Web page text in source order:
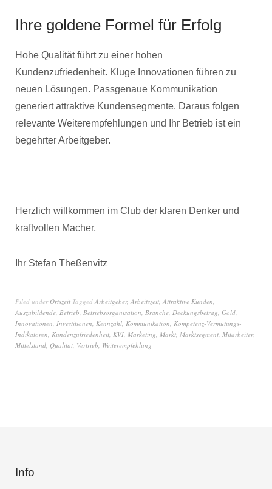
Ihre goldene Formel für Erfolg
Hohe Qualität führt zu einer hohen
Kundenzufriedenheit. Kluge Innovationen führen zu
neuen Lösungen. Passgenaue Kommunikation
generiert attraktive Kundensegmente. Daraus folgen
relevante Weiterempfehlungen und Ihr Betrieb ist ein
begehrter Arbeitgeber.
Herzlich willkommen im Club der klaren Denker und
kraftvollen Macher,
Ihr Stefan Theßenvitz
Filed underOrtszeit Tagged Arbeitgeber, Arbeitszeit, Attraktive Kunden,
Auszubildende, Betrieb, Betriebsorganisation, Branche, Deckungsbetrag, Gold,
Innovationen, Investitionen, Kennzahl, Kommunikation, Kompetenz-Vermutungs-
Indikatoren, Kundenzufriedenheit, KVI, Marketing, Markt, Marktsegment, Mitarbeiter,
Mittelstand, Qualität, Vertrieb, Weiterempfehlung
Info